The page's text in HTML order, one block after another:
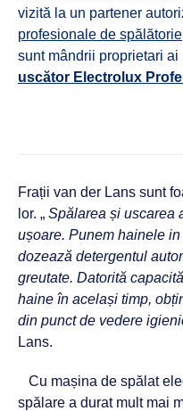
vizită la un partener
profesionale de spălătorie
sunt mândrii proprietari ai
uscător Electrolux
Frații van der Lans sunt
lor. „ Spălarea și uscarea
ușoare. Punem hainele
dozează detergentul
greutate. Datorită
haine în același timp,
din punct de vedere
Lans.
Cu mașina de spălat
spălare a durat mult mai